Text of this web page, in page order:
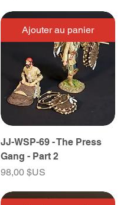
Ajouter au panier
JJ-WSP-69 - The Press
Gang - Part 2
Prix
98,00 $US